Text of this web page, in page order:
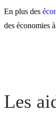
En plus des
des économies
Les